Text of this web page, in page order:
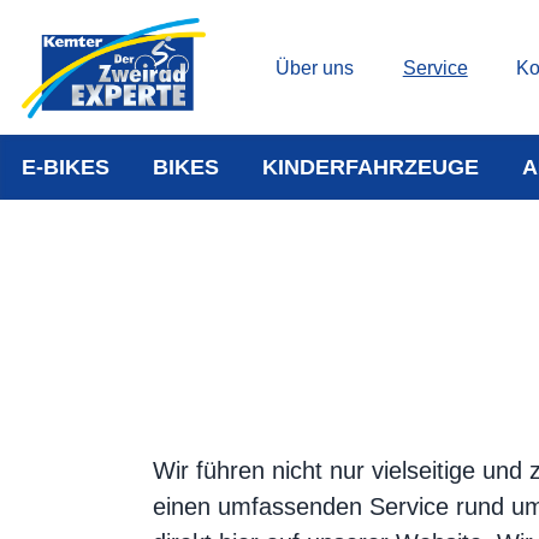
Über uns Service
E-BIKES BIKES KINDERFAHRZEUGE
Wir führen nicht nur vielseitige und
einen umfassenden Service rund